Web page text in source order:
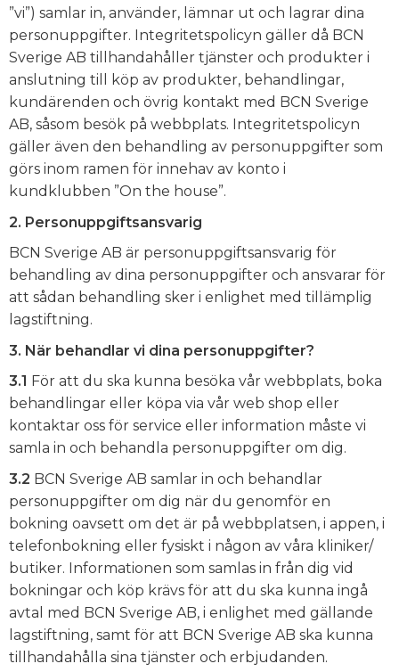
”vi”) samlar in, använder, lämnar ut och lagrar dina
personuppgifter. Integritetspolicyn gäller då BCN
Sverige AB tillhandahåller tjänster och produkter i
anslutning till köp av produkter, behandlingar,
kundärenden och övrig kontakt med BCN Sverige
AB, såsom besök på webbplats. Integritetspolicyn
gäller även den behandling av personuppgifter som
görs inom ramen för innehav av konto i
kundklubben ”On the house”.
2. Personuppgiftsansvarig
BCN Sverige AB är personuppgiftsansvarig för
behandling av dina personuppgifter och ansvarar för
att sådan behandling sker i enlighet med tillämplig
lagstiftning.
3. När behandlar vi dina personuppgifter?
3.1 För att du ska kunna besöka vår webbplats, boka
behandlingar eller köpa via vår web shop eller
kontaktar oss för service eller information måste vi
samla in och behandla personuppgifter om dig.
3.2 BCN Sverige AB samlar in och behandlar
personuppgifter om dig när du genomför en
bokning oavsett om det är på webbplatsen, i appen, i
telefonbokning eller fysiskt i någon av våra kliniker/
butiker. Informationen som samlas in från dig vid
bokningar och köp krävs för att du ska kunna ingå
avtal med BCN Sverige AB, i enlighet med gällande
lagstiftning, samt för att BCN Sverige AB ska kunna
tillhandahålla sina tjänster och erbjudanden.